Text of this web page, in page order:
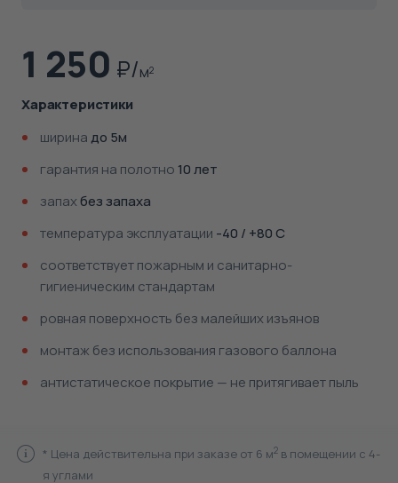
1 250 м2
Характеристики
ширинадо 5м
гарантия на полотно10 лет
запахбез запаха
температура эксплуатации -40 / +80 С
соответствует пожарным и санитарно-
гигиеническим стандартам
ровная поверхность без малейших изъянов
монтаж без использования газового баллона
антистатическое покрытие — не притягивает пыль
* Цена действительна при заказе от 6 м2 в помещении с 4-
я углами